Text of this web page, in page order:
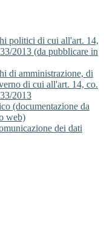
politici di cui all'art. 14,
2013 (da pubblicare in
di amministrazione, di
di cui all'art. 14, co.
2013
(documentazione da
web)
dei dati